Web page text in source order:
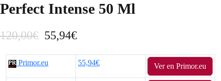
Perfect Intense 50 Ml
120,00€ E
l
55,94€E
l
Primor.eu 55,94€ Ver en Primor.eu